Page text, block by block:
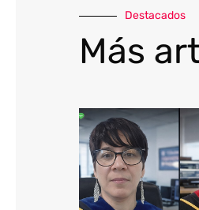
Destacados
Más